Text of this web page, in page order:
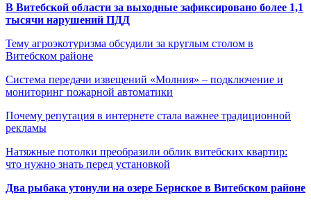
В Витебской области за выходные зафиксировано более 1,1
тысячи нарушений ПДД
Тему агроэкотуризма обсудили за круглым столом в
Витебском районе
Система передачи извещений «Молния» – подключение и
мониторинг пожарной автоматики
Почему репутация в интернете стала важнее традиционной
рекламы
Натяжные потолки преобразили облик витебских квартир:
что нужно знать перед установкой
Два рыбака утонули на озере Бернское в Витебском районе